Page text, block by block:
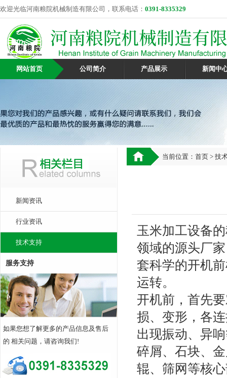
欢迎光临河南粮院机械制造有限公司，联系电话： 0391-8335329
网站首页 公司简介 产品展示 新闻中
新闻资讯
行业资讯
技术支持
服务支持
如果您想了解更多的产品信息及售后
的 相关问题，请咨询我们!
当前位置： 首页 > 技
玉米加工设备
领域的源头厂
套科学的开机
运转。
开机前，首先
损、变形，各
出现振动、异
碎屑、石块、
辊、筛网等核